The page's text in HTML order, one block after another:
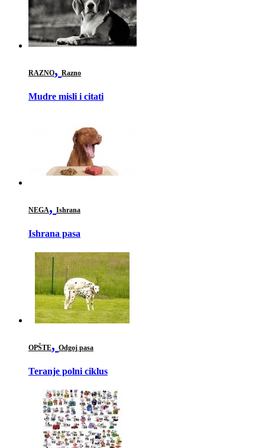
RAZNO, Razno
Mudre misli i citati
NEGA, Ishrana
Ishrana pasa
OPŠTE, Odgoj pasa
Teranje polni ciklus